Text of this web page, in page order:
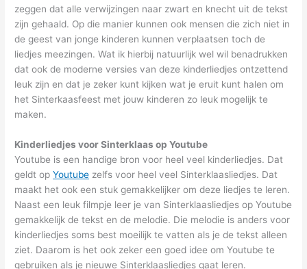
zeggen dat alle verwijzingen naar zwart en knecht uit de tekst
zijn gehaald. Op die manier kunnen ook mensen die zich niet in
de geest van jonge kinderen kunnen verplaatsen toch de
liedjes meezingen. Wat ik hierbij natuurlijk wel wil benadrukken
dat ook de moderne versies van deze kinderliedjes ontzettend
leuk zijn en dat je zeker kunt kijken wat je eruit kunt halen om
het Sinterkaasfeest met jouw kinderen zo leuk mogelijk te
maken.
Kinderliedjes voor Sinterklaas op Youtube
Youtube is een handige bron voor heel veel kinderliedjes. Dat
geldt opYoutube zelfs voor heel veel Sinterklaasliedjes. Dat
maakt het ook een stuk gemakkelijker om deze liedjes te leren.
Naast een leuk filmpje leer je van Sinterklaasliedjes op Youtube
gemakkelijk de tekst en de melodie. Die melodie is anders voor
kinderliedjes soms best moeilijk te vatten als je de tekst alleen
ziet. Daarom is het ook zeker een goed idee om Youtube te
gebruiken als je nieuwe Sinterklaasliedjes gaat leren.